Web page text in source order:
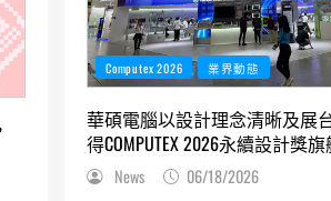
Computex 2026 業界動態
華碩電腦以設計理念清晰及展
得COMPUTEX 2026永續設計獎
News 06/18/2026